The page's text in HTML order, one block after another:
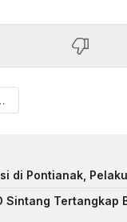
di Pontianak,
Sintang Tertangkap